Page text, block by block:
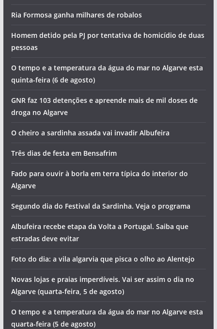
Ria Formosa ganha milhares de robalos
Homem detido pela PJ por tentativa de homicídio de duas
pessoas
O tempo e a temperatura da água do mar no Algarve esta
quinta-feira (6 de agosto)
GNR faz 103 detenções e apreende mais de mil doses de
droga no Algarve
O cheiro a sardinha assada vai invadir Albufeira
Três dias de festa em Bensafrim
Fado para ouvir à borla em terra típica do interior do
Algarve
Segundo dia do Festival da Sardinha. Veja o programa
Albufeira recebe etapa da Volta a Portugal. Saiba que
estradas deve evitar
Foto do dia: a vila algarvia que pisca o olho ao Alentejo
Novas lojas e praias imperdíveis. Vai ser assim o dia no
Algarve (quarta-feira, 5 de agosto)
O tempo e a temperatura da água do mar no Algarve esta
quarta-feira (5 de agosto)